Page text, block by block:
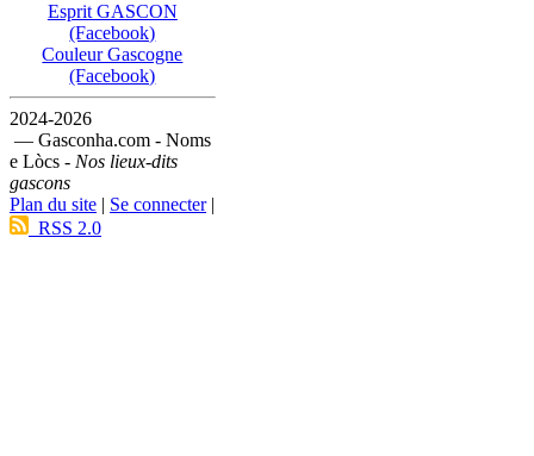
Esprit GASCON
(Facebook)
Couleur Gascogne
(Facebook)
2024-2026
— Gasconha.com - Noms
e Lòcs - Nos lieux-dits
gascons
Plan du site | Se connecter|
RSS 2.0